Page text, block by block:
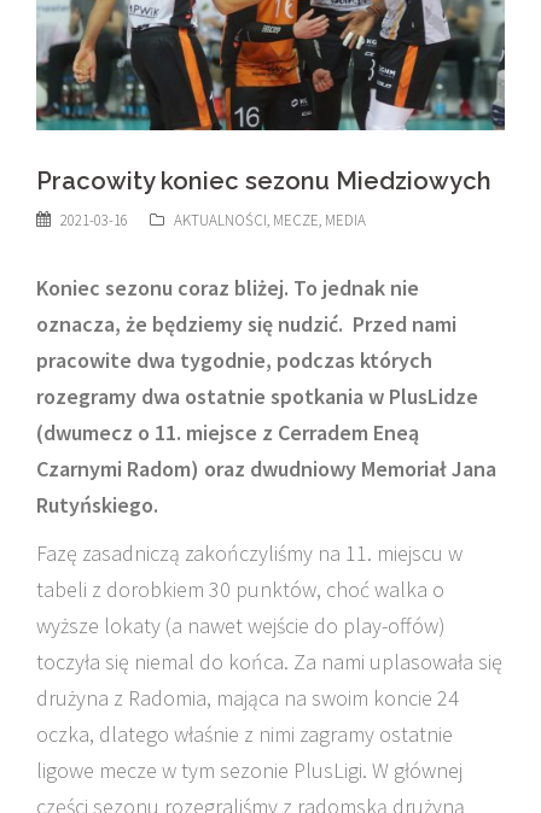
Pracowity koniec sezonu Miedziowych
2021-03-16 AKTUALNOŚCI, MECZE, MEDIA
Koniec sezonu coraz bliżej. To jednak nie
oznacza, że będziemy się nudzić. Przed nami
pracowite dwa tygodnie, podczas których
rozegramy dwa ostatnie spotkania w PlusLidze
(dwumecz o 11. miejsce z Cerradem Eneą
Czarnymi Radom) oraz dwudniowy Memoriał Jana
Rutyńskiego.
Fazę zasadniczą zakończyliśmy na 11. miejscu w
tabeli z dorobkiem 30 punktów, choć walka o
wyższe lokaty (a nawet wejście do play-offów)
toczyła się niemal do końca. Za nami uplasowała się
drużyna z Radomia, mająca na swoim koncie 24
oczka, dlatego właśnie z nimi zagramy ostatnie
ligowe mecze w tym sezonie PlusLigi. W głównej
części sezonu rozegraliśmy z radomską drużyną